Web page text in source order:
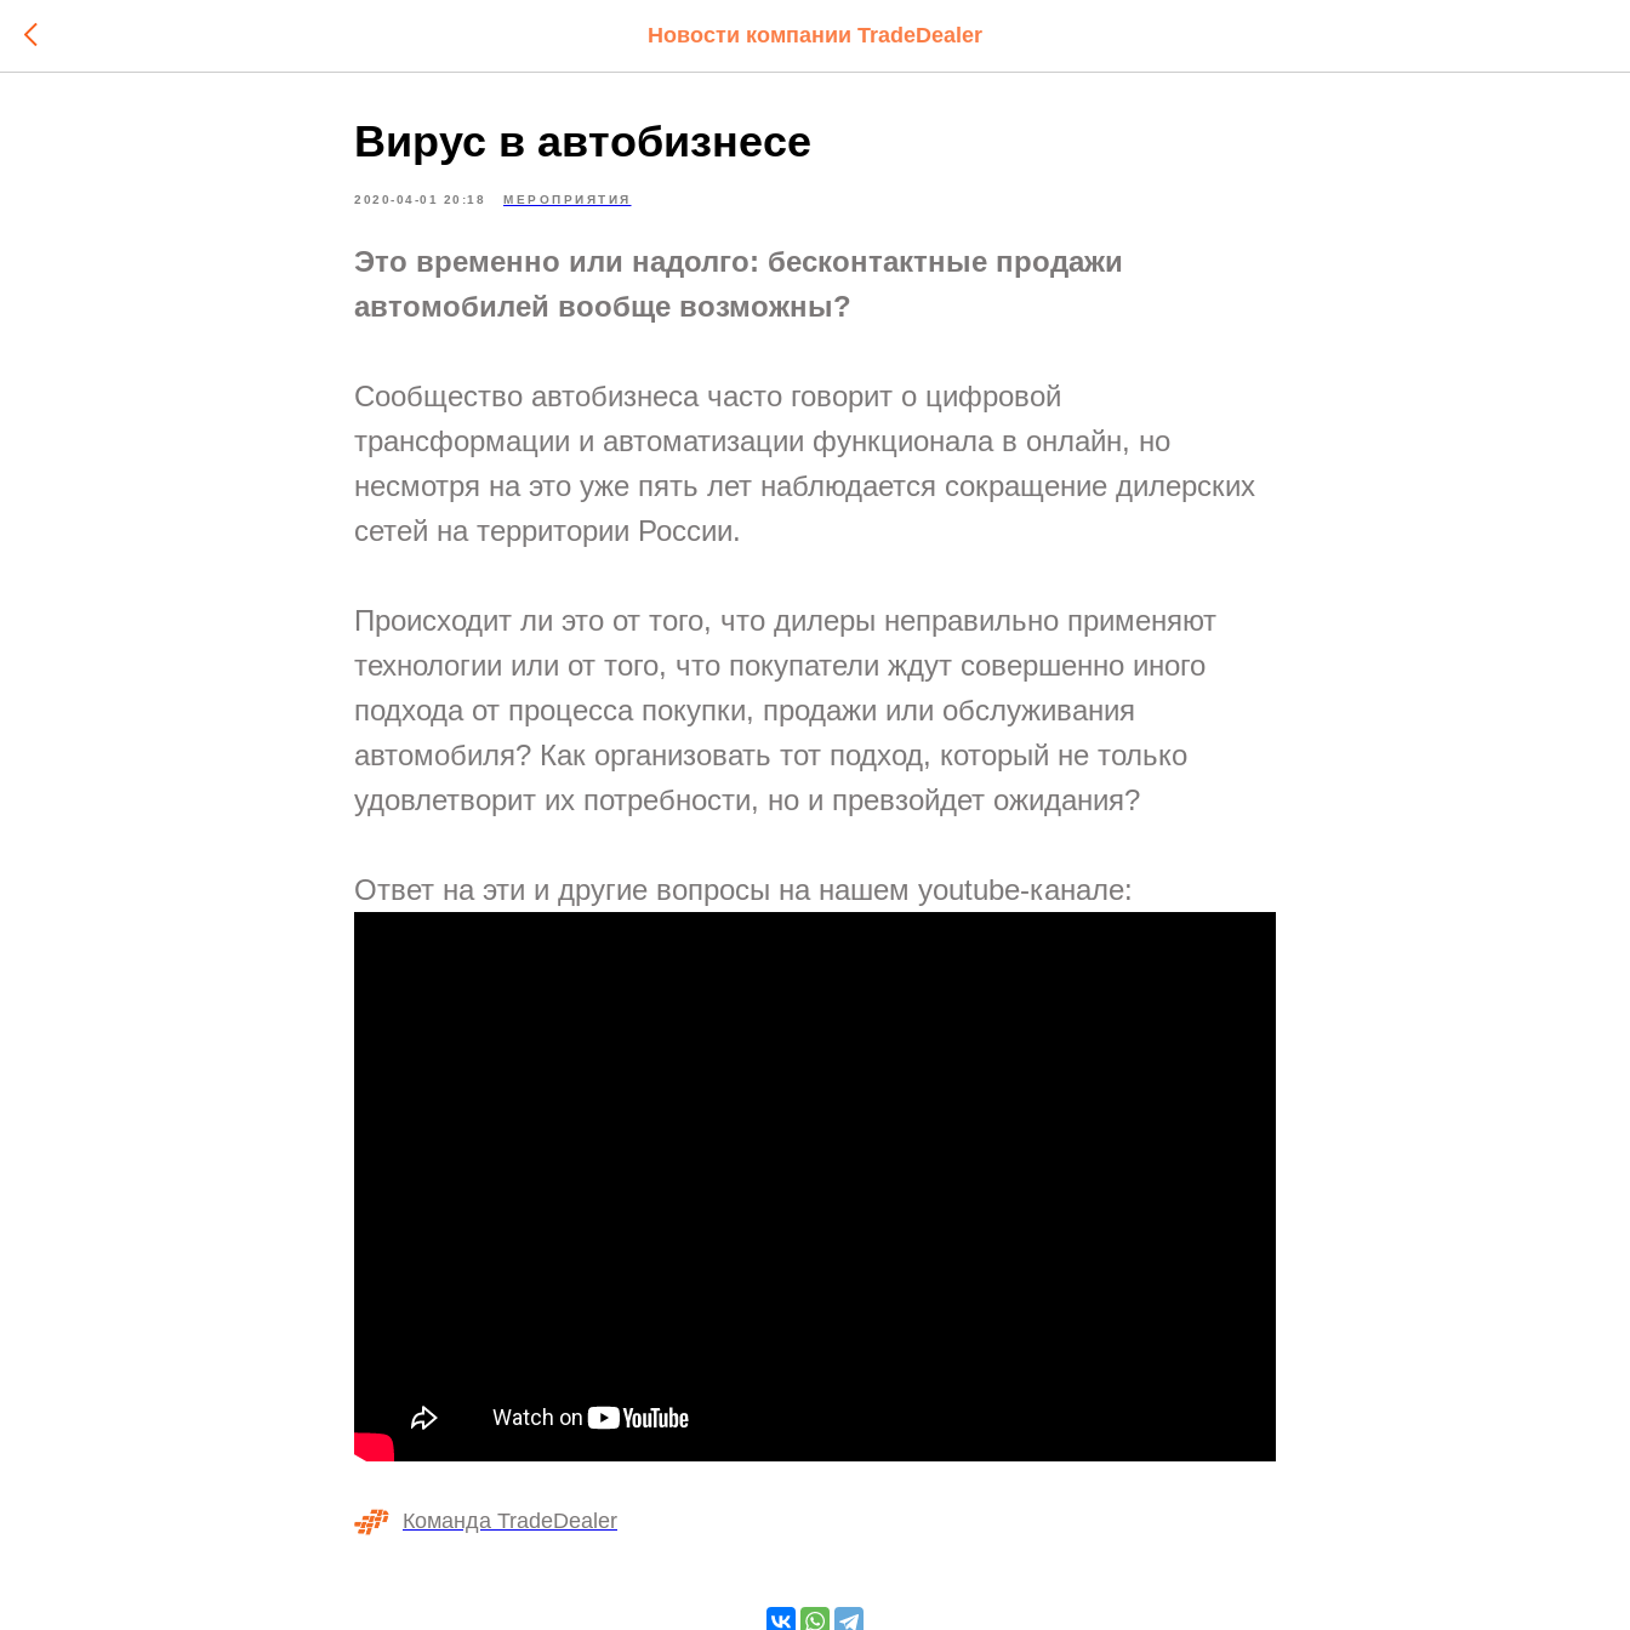
Новости компании TradeDealer
Вирус в автобизнесе
2020-04-01 20:18 МЕРОПРИЯТИЯ
Это временно или надолго: бесконтактные продажи
автомобилей вообще возможны?
Сообщество автобизнеса часто говорит о цифровой
трансформации и автоматизации функционала в онлайн, но
несмотря на это уже пять лет наблюдается сокращение дилерских
сетей на территории России.
Происходит ли это от того, что дилеры неправильно применяют
технологии или от того, что покупатели ждут совершенно иного
подхода от процесса покупки, продажи или обслуживания
автомобиля? Как организовать тот подход, который не только
удовлетворит их потребности, но и превзойдет ожидания?
Ответ на эти и другие вопросы на нашем youtube-канале:
Команда TradeDealer